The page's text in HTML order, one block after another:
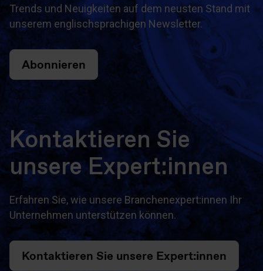
Trends und Neuigkeiten auf dem neusten Stand mit
unserem englischsprachigen Newsletter.
Abonnieren
Kontaktieren Sie
unsere Expert:innen
Erfahren Sie, wie unsere Branchenexpert:innen Ihr
Unternehmen unterstützen können.
Kontaktieren Sie unsere Expert:innen